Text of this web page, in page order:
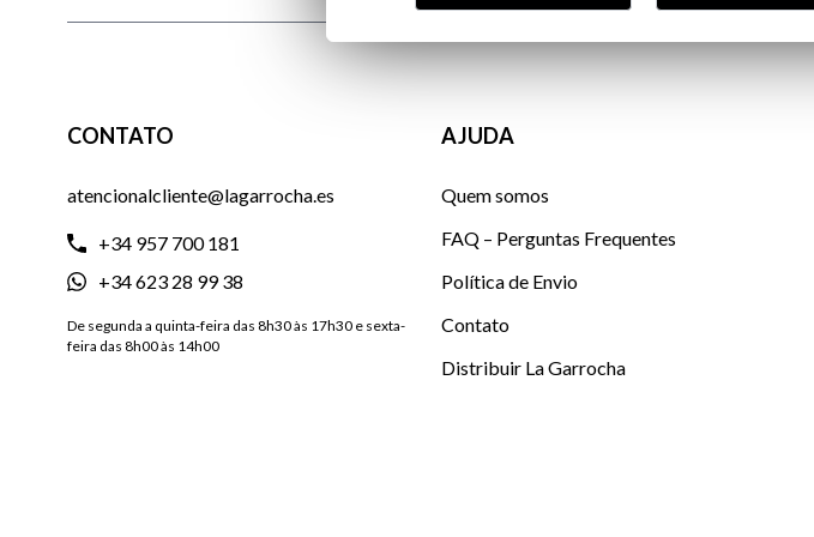
CONTATO
atencionalcliente@lagarrocha.es
+34 957 700 181
+34 623 28 99 38
De segunda a quinta-feira das 8h30 às 17h30 e sexta-
feira das 8h00 às 14h00
AJUDA
Quem somos
FAQ – Perguntas Frequentes
Política de Envio
Contato
Distribuir La Garrocha